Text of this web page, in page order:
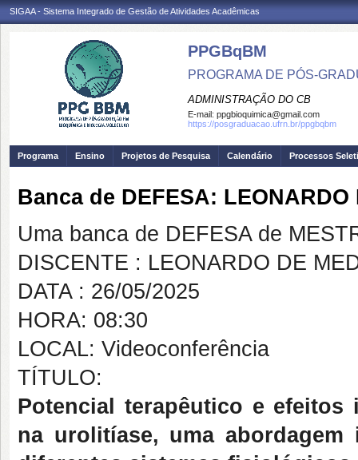
SIGAA - Sistema Integrado de Gestão de Atividades Acadêmicas
PPGBqBM
PROGRAMA DE PÓS-
ADMINISTRAÇÃO DO CB
E-mail: ppgbioquimica@gmail.com
https://posgraduacao.ufrn.br/ppgbqbm
Programa Ensino Projetos de Pesquisa Calendário Processos
Banca de DEFESA: LEONARDO
Uma banca de DEFESA de
DISCENTE : LEONARDO DE
DATA : 26/05/2025
HORA: 08:30
LOCAL: Videoconferência
TÍTULO:
Potencial terapêutico e efeitos
na urolitíase, uma